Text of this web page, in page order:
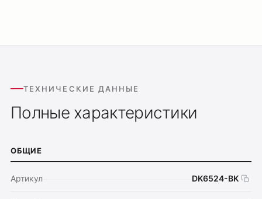
ТЕХНИЧЕСКИЕ ДАННЫЕ
Полные характеристики
ОБЩИЕ
Артикул DK6524-BK